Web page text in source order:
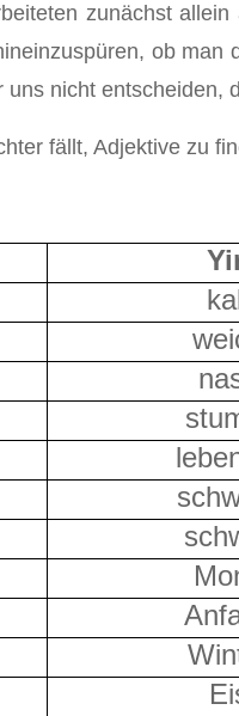
zunächst
ob man
nicht entscheiden,
fällt, Adjektive zu